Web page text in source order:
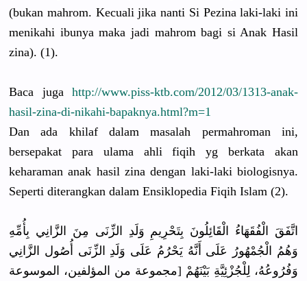
(bukan mahrom. Kecuali jika nanti Si Pezina laki-laki ini
menikahi ibunya maka jadi mahrom bagi si Anak Hasil
zina). (1).
Baca juga http://www.piss-ktb.com/2012/03/1313-anak-
hasil-zina-di-nikahi-bapaknya.html?m=1
Dan ada khilaf dalam masalah permahroman ini,
bersepakat para ulama ahli fiqih yg berkata akan
keharaman anak hasil zina dengan laki-laki biologisnya.
Seperti diterangkan dalam Ensiklopedia Fiqih Islam (2).
اتَّفَقَ الْفُقَهَاءُ الْقَائِلُونَ بِتَحْرِيمِ وَلَدِ الزِّنَى مِنَ الزَّانِي بِأُمِّهِ
وَهُمُ الْجُمْهُورُ عَلَى أَنَّهُ يَحْرُمُ عَلَى وَلَدِ الزِّنَى أُصُول الزَّانِي
وَفُرُوعُهُ، لِلْجُزْئِيَّةِ بَيْنَهُمْ [مجموعة من المؤلفين، الموسوعة